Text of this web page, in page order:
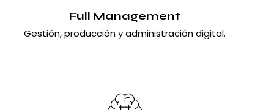
Full Management
Gestión, producción y administración digital.